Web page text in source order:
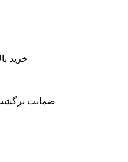
خرید
ضمانت برگشت